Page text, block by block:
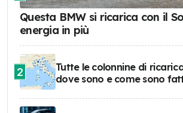
Questa BMW si ricarica con il
energia in più
2
Tutte le colonnine di
dove sono e come sono